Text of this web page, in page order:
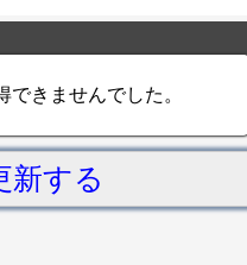
きませんでした。
新する